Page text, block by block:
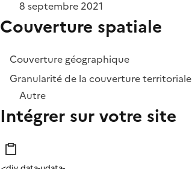
8 septembre 2021
Couverture spatiale
Couverture géographique
Granularité de la couverture territoriale
Autre
Intégrer sur votre site